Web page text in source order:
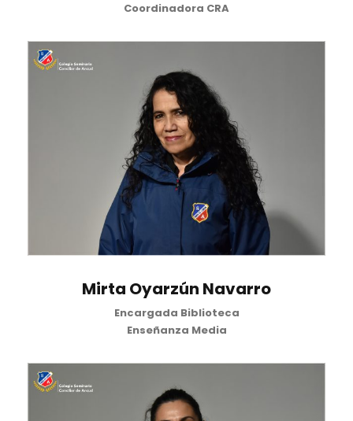
Coordinadora CRA
Mirta Oyarzún Navarro
Encargada Biblioteca
Enseñanza Media